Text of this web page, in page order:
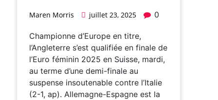
Maren Morris juillet 23, 2025 0
Championne d’Europe en titre,
l’Angleterre s’est qualifiée en finale de
l’Euro féminin 2025 en Suisse, mardi,
au terme d’une demi-finale au
suspense insoutenable contre l’Italie
(2-1, ap). Allemagne-Espagne est la